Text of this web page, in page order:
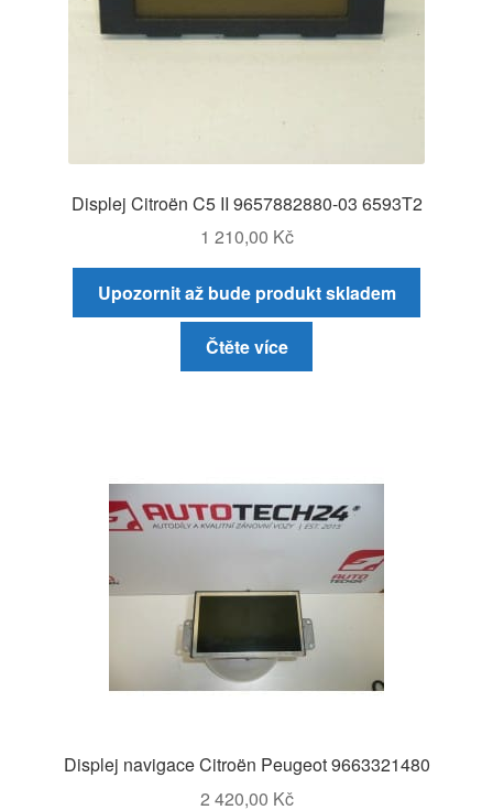
Displej Citroën C5 II 9657882880-03 6593T2
1 210,00 Kč
Upozornit až bude produkt skladem
Čtěte více
Displej navigace Citroën Peugeot 9663321480
2 420,00 Kč